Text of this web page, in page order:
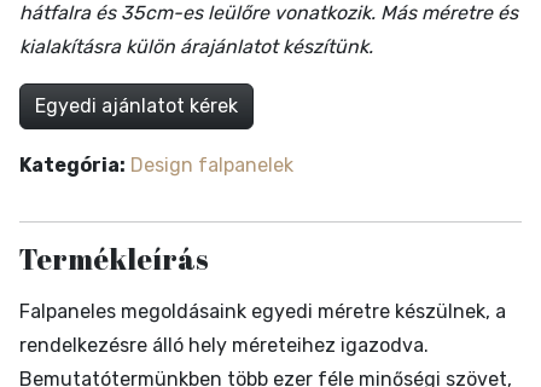
hátfalra és 35cm-es leülőre vonatkozik. Más méretre és
kialakításra külön árajánlatot készítünk.
Egyedi ajánlatot kérek
Kategória: Design falpanelek
Termékleírás
Falpaneles megoldásaink egyedi méretre készülnek, a
rendelkezésre álló hely méreteihez igazodva.
Bemutatótermünkben több ezer féle minőségi szövet,